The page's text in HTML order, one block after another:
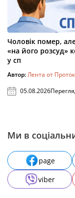
Чоловік помер,
«на його розсуд»
у сп
Автор:Лента от
05.08.2026
Ми в
page
viber